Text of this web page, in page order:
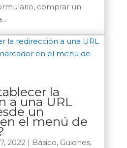
comprar un
la
a una URL
un
el menú de
2022| Básico, Guiones,